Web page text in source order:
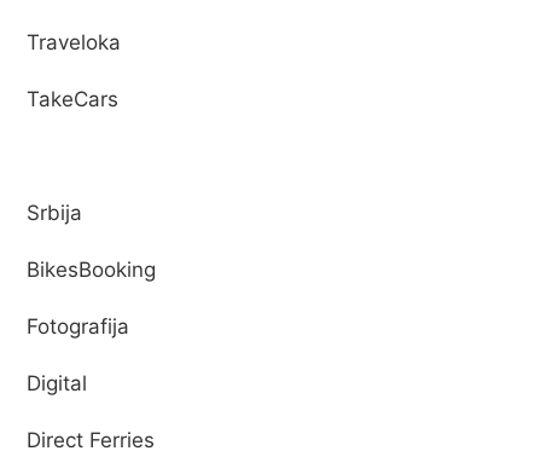
Traveloka
TakeCars
Srbija
BikesBooking
Fotografija
Digital
Direct Ferries